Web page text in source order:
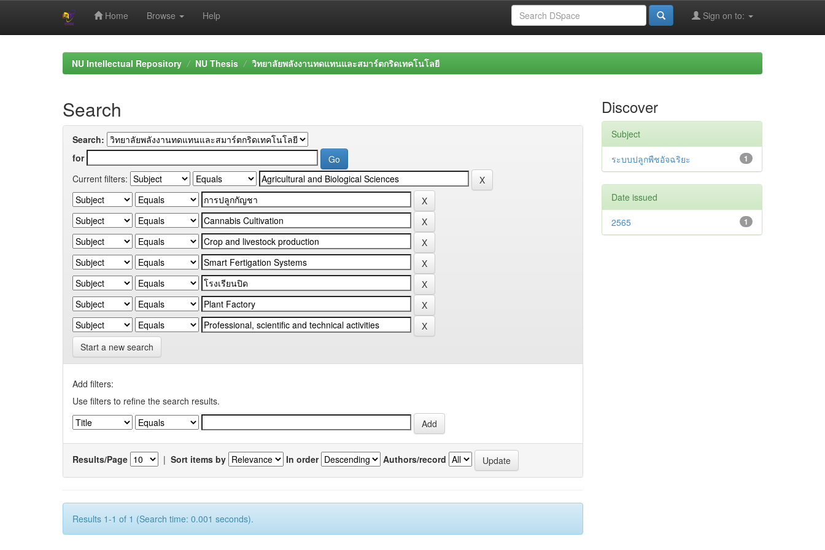
Home Browse Help Sign on to:
NU Intellectual Repository NU Thesis วิทยาลัยพลังงานทดแทนและสมาร์ตกริดเทคโนโลยี
Search
Search:
for
Current filters:
Start a new search
Add filters:
Use filters to refine the search results.
Results/Page | Sort items by In order Authors/record
Results 1-1 of 1 (Search time: 0.001 seconds).
Discover
Subject
1
ระบบปลูกพืชอัจฉริยะ
Date issued
1
2565